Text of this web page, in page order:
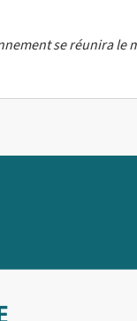
se réunira le